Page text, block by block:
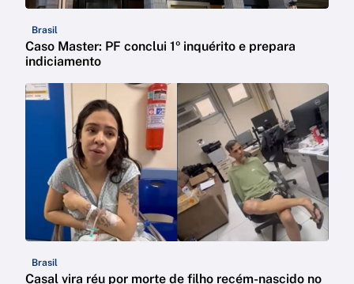
Brasil
Caso Master: PF conclui 1º inquérito e prepara
indiciamento
Brasil
Casal vira réu por morte de filho recém-nascido no